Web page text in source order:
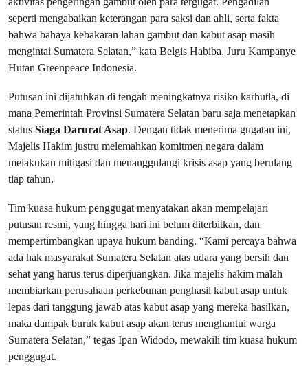
seperti mengabaikan keterangan para saksi dan ahli, serta fakta
bahwa bahaya kebakaran lahan gambut dan kabut asap masih
mengintai Sumatera Selatan,” kata Belgis Habiba, Juru Kampanye
Hutan Greenpeace Indonesia.
Putusan ini dijatuhkan di tengah meningkatnya risiko karhutla, di
mana Pemerintah Provinsi Sumatera Selatan baru saja menetapkan
status Siaga Darurat Asap. Dengan tidak menerima gugatan ini,
Majelis Hakim justru melemahkan komitmen negara dalam
melakukan mitigasi dan menanggulangi krisis asap yang berulang
tiap tahun.
Tim kuasa hukum penggugat menyatakan akan mempelajari
putusan resmi, yang hingga hari ini belum diterbitkan, dan
mempertimbangkan upaya hukum banding. “Kami percaya bahwa
ada hak masyarakat Sumatera Selatan atas udara yang bersih dan
sehat yang harus terus diperjuangkan. Jika majelis hakim malah
membiarkan perusahaan perkebunan penghasil kabut asap untuk
lepas dari tanggung jawab atas kabut asap yang mereka hasilkan,
maka dampak buruk kabut asap akan terus menghantui warga
Sumatera Selatan,” tegas Ipan Widodo, mewakili tim kuasa hukum
penggugat.